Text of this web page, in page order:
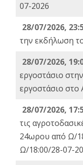
07-2026
28/07/2026,
την εκδήλωση
28/07/2026,
εργοστάσιο
εργοστάσιο στο
28/07/2026,
τις
24ωρου από Ω/
Ω/18:00/28-07-